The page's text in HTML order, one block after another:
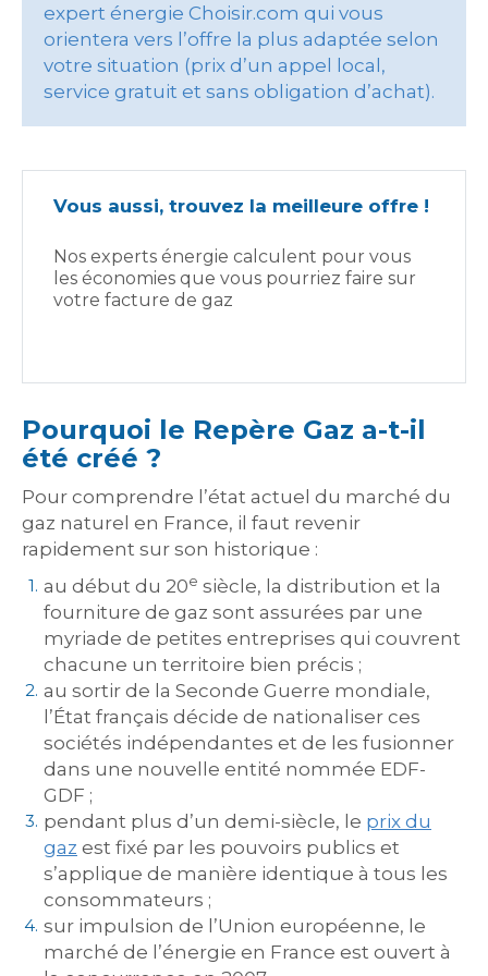
expert énergie Choisir.com qui vous
orientera vers l’offre la plus adaptée selon
votre situation (prix d’un appel local,
service gratuit et sans obligation d’achat).
Vous aussi, trouvez la meilleure offre !
Nos experts énergie calculent pour vous
les économies que vous pourriez faire sur
votre facture de gaz
Pourquoi le Repère Gaz a-t-il
été créé ?
Pour comprendre l’état actuel du marché du
gaz naturel en France, il faut revenir
rapidement sur son historique :
au début du 20e siècle, la distribution et la
fourniture de gaz sont assurées par une
myriade de petites entreprises qui couvrent
chacune un territoire bien précis ;
au sortir de la Seconde Guerre mondiale,
l’État français décide de nationaliser ces
sociétés indépendantes et de les fusionner
dans une nouvelle entité nommée EDF-
GDF ;
pendant plus d’un demi-siècle, le prix du
gaz est fixé par les pouvoirs publics et
s’applique de manière identique à tous les
consommateurs ;
sur impulsion de l’Union européenne, le
marché de l’énergie en France est ouvert à